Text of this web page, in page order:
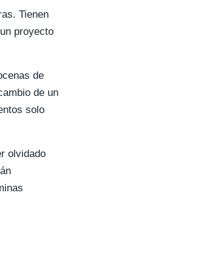
Tienen
proyecto
de
de un
solo
olvidado